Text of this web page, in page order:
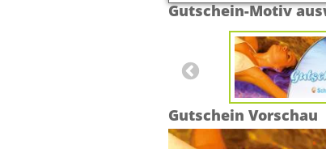
Gutschein-Motiv
Gutschein Vorschau